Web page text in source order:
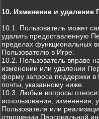
10. Изменение и
10.1. Пользователь может
удалить предоставленную
пределах функциональных
Пользователю в Игре.
10.2. Пользователь вправе
изменении или удалении
форму запроса поддержки в
почты, указанному ниже.
10.3. Любые вопросы
использования,
Пользователя или
отношении Персональной